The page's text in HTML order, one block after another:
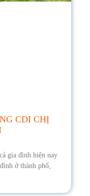
CDI CHỊ
gia đình hiện nay
ở thành phố,